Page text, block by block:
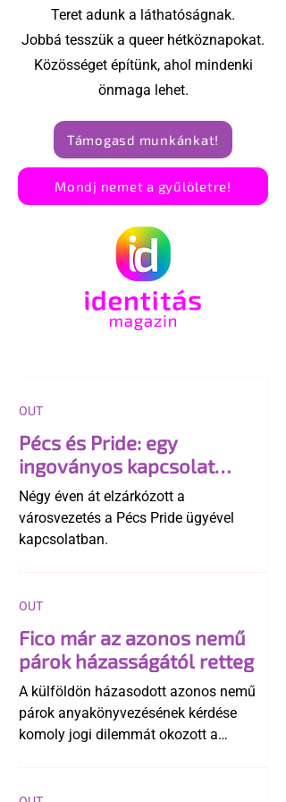
Teret adunk a láthatóságnak.
Jobbá tesszük a queer hétköznapokat.
Közösséget építünk, ahol mindenki
önmaga lehet.
Támogasd munkánkat!
Mondj nemet a gyűlöletre!
Pécs és Pride: egy
ingoványos kapcsolat
története
Négy éven át elzárkózott a
városvezetés a Pécs Pride ügyével
kapcsolatban.
OUT
Fico már az azonos nemű
párok házasságától retteg
A külföldön házasodott azonos nemű
párok anyakönyvezésének kérdése
komoly jogi dilemmát okozott a
OUT